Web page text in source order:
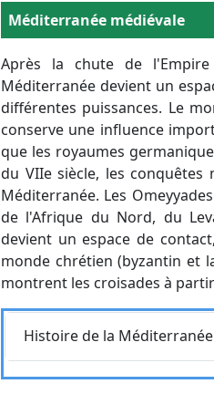
Body
Méditerranée médiévale
Après la chute de
Méditerranée devient un
différentes puissances. Le
conserve une influence
que les royaumes
du VIIe siècle, les
Méditerranée. Les
de l'Afrique du Nord, du
devient un espace de
monde chrétien (byzantin et
montrent les croisades à
Histoire de la